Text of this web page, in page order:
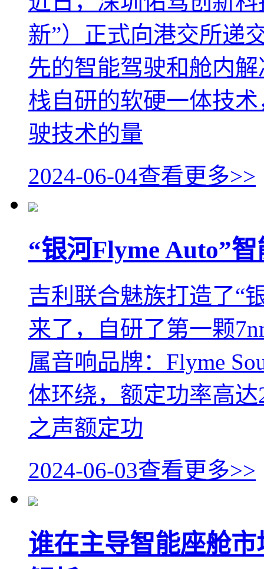
新”）正式向港交所递
先的智能驾驶和舱内
栈自研的软硬一体技
驶技术的量
2024-06-04查看更多>>
“银河Flyme Auto”
吉利联合魅族打造了“
来了，自研了第一颗
属音响品牌：Flyme
体环绕，额定功率高
之声额定功
2024-06-03查看更多>>
谁在主导智能座舱